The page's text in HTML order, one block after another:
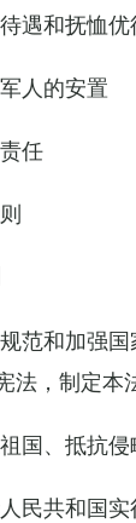
遇和抚恤优
人的安置
任
范和加强
，制定本
国、抵抗侵
民共和国